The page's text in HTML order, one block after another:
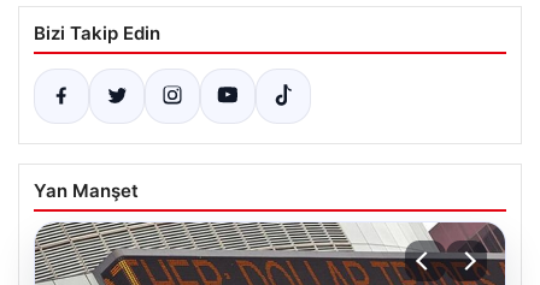
Bizi Takip Edin
Yan Manşet